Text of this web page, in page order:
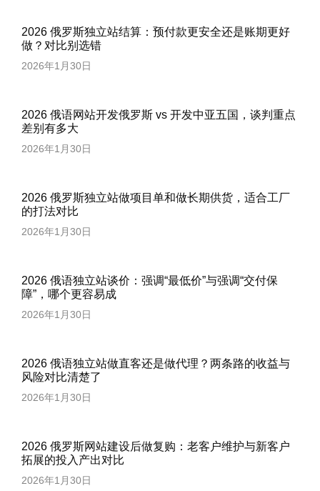
2026 俄罗斯独立站结算：预付款更安全还是账期更好
做？对比别选错
2026年1月30日
2026 俄语网站开发俄罗斯 vs 开发中亚五国，谈判重点
差别有多大
2026年1月30日
2026 俄罗斯独立站做项目单和做长期供货，适合工厂
的打法对比
2026年1月30日
2026 俄语独立站谈价：强调“最低价”与强调“交付保
障”，哪个更容易成
2026年1月30日
2026 俄语独立站做直客还是做代理？两条路的收益与
风险对比清楚了
2026年1月30日
2026 俄罗斯网站建设后做复购：老客户维护与新客户
拓展的投入产出对比
2026年1月30日